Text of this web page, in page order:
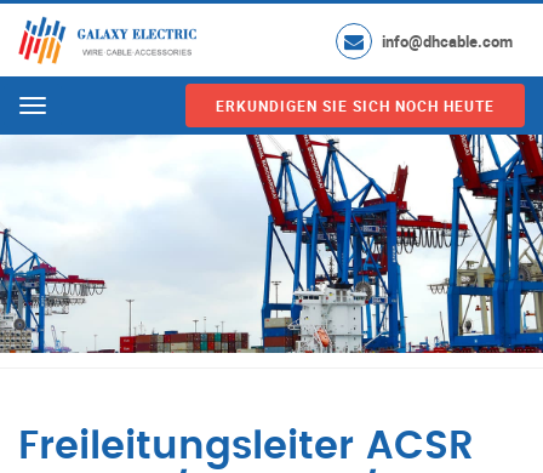
info@dhcable.com
Menu ERKUNDIGEN SIE SICH NOCH HEUTE
Freileitungsleiter ACSR